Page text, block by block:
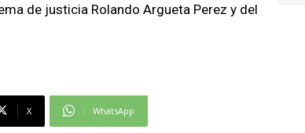
de justicia Rolando Argueta Perez y del
X WhatsApp